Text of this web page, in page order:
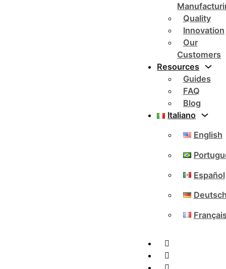
Quality
Innovation
Our
Customers
Resources
Guides
FAQ
Blog
Italiano
English
Español